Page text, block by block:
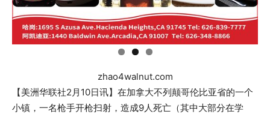
zhao4walnut.com
【美洲华联社2月10日讯】在加拿大不列颠哥伦比亚省的一个
小镇，一名枪手开枪扫射，造成9人死亡（其中大部分在学